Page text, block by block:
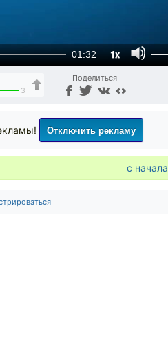
01:32 1x
3
Поделиться
Отключить рекламу
с начала